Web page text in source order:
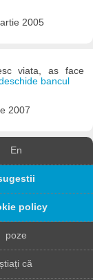
2005
viata, as face
deschide bancul
2007
En
policy
poze
știați că